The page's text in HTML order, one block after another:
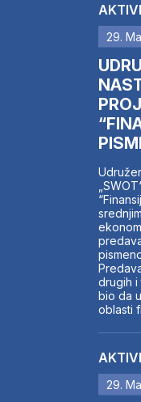
29.
drugih i
bio da
oblasti
29.